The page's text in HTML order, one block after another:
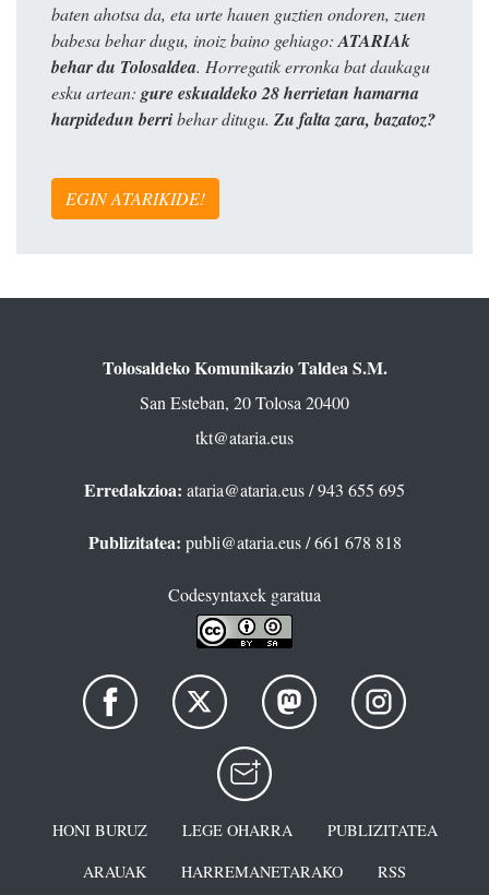
baten ahotsa da, eta urte hauen guztien ondoren, zuen
babesa behar dugu, inoiz baino gehiago: ATARIAk
behar du Tolosaldea. Horregatik erronka bat daukagu
esku artean: gure eskualdeko 28 herrietan hamarna
harpidedun berribehar ditugu. Zu falta zara, bazatoz?
EGIN ATARIKIDE!
Tolosaldeko Komunikazio Taldea S.M.
San Esteban, 20 Tolosa 20400
tkt@ataria.eus
Erredakzioa: ataria@ataria.eus/ 943 655 695
Publizitatea: publi@ataria.eus/ 661 678 818
Codesyntaxek garatua
HONI BURUZ LEGE OHARRA
PUBLIZITATEA
ARAUAK
HARREMANETARAKO RSS